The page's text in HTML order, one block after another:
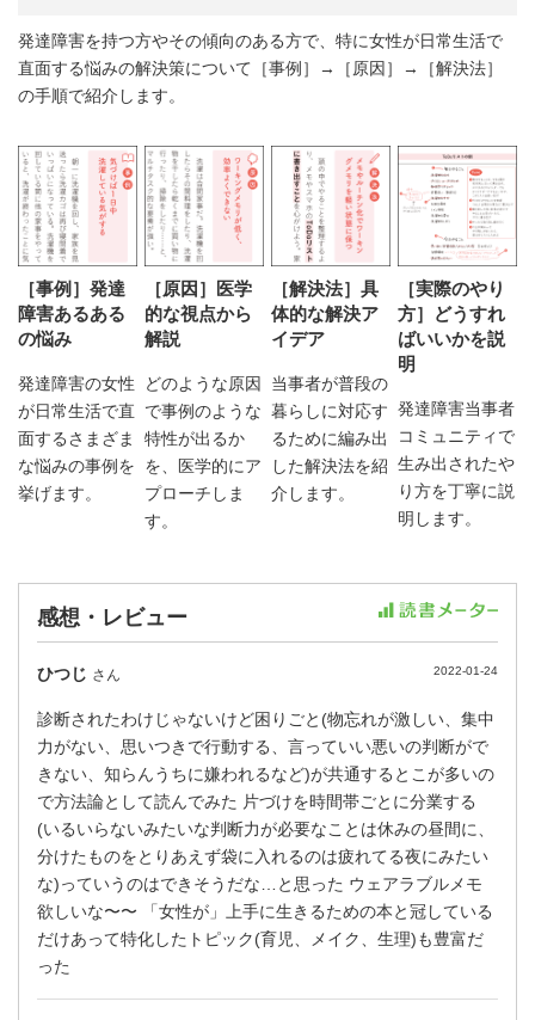
発達障害を持つ方やその傾向のある方で、特に女性が日常生活で
直面する悩みの解決策について［事例］→［原因］→［解決法］
の手順で紹介します。
［事例］発達
障害あるある
の悩み
発達障害の女性
が日常生活で直
面するさまざま
な悩みの事例を
挙げます。
［原因］医学
的な視点から
解説
どのような原因
で事例のような
特性が出るか
を、医学的にア
プローチしま
す。
［解決法］具
体的な解決ア
イデア
当事者が普段の
暮らしに対応す
るために編み出
した解決法を紹
介します。
［実際のやり
方］どうすれ
ばいいかを説
明
発達障害当事者
コミュニティで
生み出されたや
り方を丁寧に説
明します。
感想・レビュー
ひつじ さん 2022-01-24
診断されたわけじゃないけど困りごと(物忘れが激しい、集中
力がない、思いつきで行動する、言っていい悪いの判断がで
きない、知らんうちに嫌われるなど)が共通するとこが多いの
で方法論として読んでみた 片づけを時間帯ごとに分業する
(いるいらないみたいな判断力が必要なことは休みの昼間に、
分けたものをとりあえず袋に入れるのは疲れてる夜にみたい
な)っていうのはできそうだな…と思った ウェアラブルメモ
欲しいな〜〜 「女性が」上手に生きるための本と冠している
だけあって特化したトピック(育児、メイク、生理)も豊富だ
った